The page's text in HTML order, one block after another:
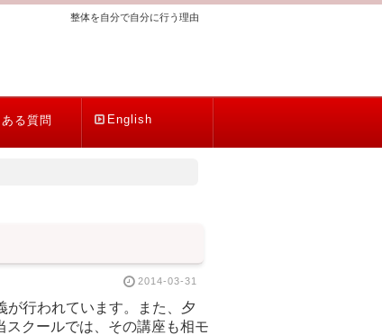
整体を自分で自分に行う理由
る質問 English
2014-03-31
が行われています。また、夕
クールでは、その講座も相モ